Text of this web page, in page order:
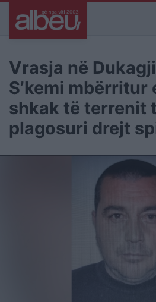
Vrasja në
S’kemi mbërritur
shkak të terrenit
plagosuri drejt